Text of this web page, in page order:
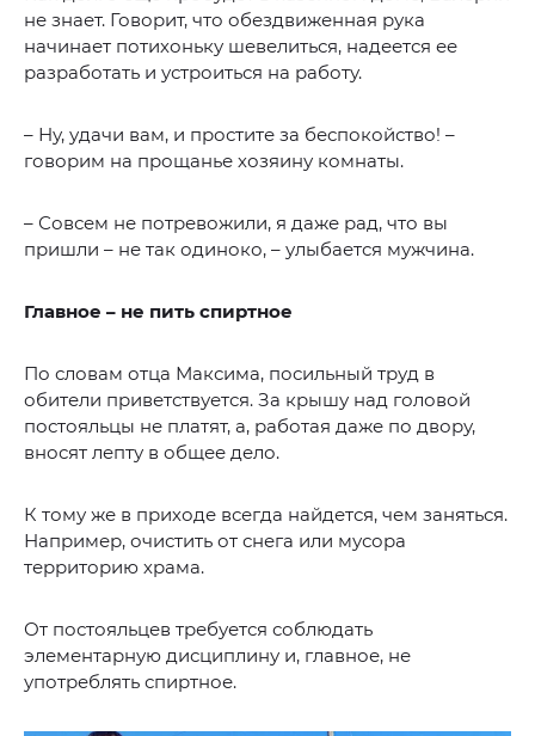
не знает. Говорит, что обездвиженная рука
начинает потихоньку шевелиться, надеется ее
разработать и устроиться на работу.
– Ну, удачи вам, и простите за беспокойство! –
говорим на прощанье хозяину комнаты.
– Совсем не потревожили, я даже рад, что вы
пришли – не так одиноко, – улыбается мужчина.
Главное – не пить спиртное
По словам отца Максима, посильный труд в
обители приветствуется. За крышу над головой
постояльцы не платят, а, работая даже по двору,
вносят лепту в общее дело.
К тому же в приходе всегда найдется, чем заняться.
Например, очистить от снега или мусора
территорию храма.
От постояльцев требуется соблюдать
элементарную дисциплину и, главное, не
употреблять спиртное.